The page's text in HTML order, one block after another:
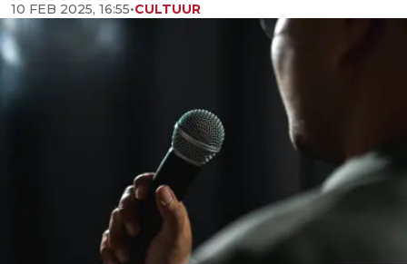
10 FEB 2025, 16:55•CULTUUR